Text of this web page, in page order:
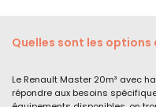
Quelles sont les options
Le Renault Master 20m³ avec
répondre aux besoins